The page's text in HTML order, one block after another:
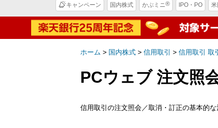
キャンペーン 国内株式 かぶミニ® IPO・PO
ホーム > 国内株式 > 信用取引 > 信用取引 取
PCウェブ 注文照
信用取引の注文照会／取消・訂正の基本的